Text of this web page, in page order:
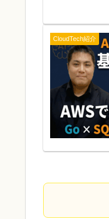
CloudTech紹介